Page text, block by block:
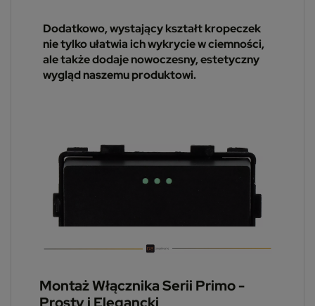
Dodatkowo, wystający kształt kropeczek
nie tylko ułatwia ich wykrycie w ciemności,
ale także dodaje nowoczesny, estetyczny
wygląd naszemu produktowi.
Montaż Włącznika Serii Primo -
Prosty i Elegancki